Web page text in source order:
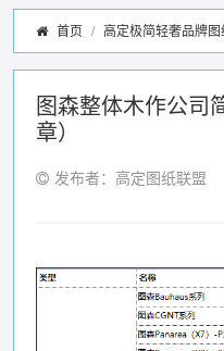
首页 高定极简轻奢品牌图
图森整体木作公司
章）
发布者：高定图纸联盟